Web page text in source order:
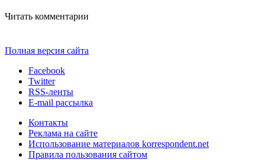
Читать комментарии
Полная версия сайта
Facebook
Twitter
RSS-ленты
E-mail рассылка
Контакты
Реклама на сайте
Использование материалов korrespondent.net
Правила пользования сайтом